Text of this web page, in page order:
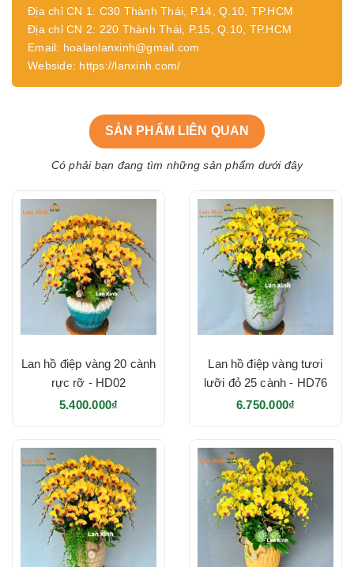
Địa chỉ CN 1: C30 Thành Thái, P.14, Q.10, TP.HCM
Địa chỉ CN 2: 220 Thành Thái, P.15, Q.10, TP.HCM
Email: hoalanlanxinh@gmail.com
Webside: https://lanxinh.com/
SẢN PHẨM LIÊN QUAN
Có phải bạn đang tìm những sản phẩm dưới đây
Lan hồ điệp vàng 20 cành
rực rỡ - HD02
5.400.000₫
Lan hồ điệp vàng tươi
lưỡi đỏ 25 cành - HD76
6.750.000₫